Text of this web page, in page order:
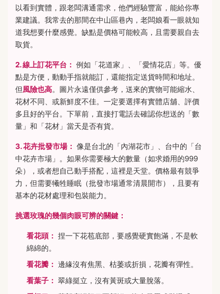
以看到實體，跟老闆溝通需求，他們經驗豐富，能給你專
業建議。我常去的那間在中山區巷內，老闆娘看一眼就知
道我想要什麼感覺。缺點是價格可能較高，且需要親自去
取貨。
2. 線上訂花平台： 例如「花道家」、「愛情花店」等。優
點是方便，動動手指就能訂，還能指定送貨時間和地址。
但風險也高。圖片永遠僅供參考，送來的實物可能縮水、
花材不同、或新鮮度不佳。一定要選擇有實體店舖、評價
多且好的平台。下單前，直接打電話去確認你想送的「數
量」和「花材」當天是否有貨。
3. 花卉批發市場： 像是台北的「內湖花市」、台中的「台
中花卉市場」。如果你需要極大的數量（如求婚用的999
朵），或者想自己動手搭配，這裡是天堂。價格最有競爭
力，但需要犧牲睡眠（批發市場通常清晨開市），且要有
基本的花材處理和包裝能力。
挑選玫瑰的幾個肉眼可辨的關鍵：
看花頭： 捏一下花苞底部，要感覺硬實飽滿，不是軟
綿綿的。
看花瓣： 邊緣沒有焦黑、枯萎或折損，花瓣有彈性。
看葉子： 翠綠挺立，沒有黃斑或大量脫落。